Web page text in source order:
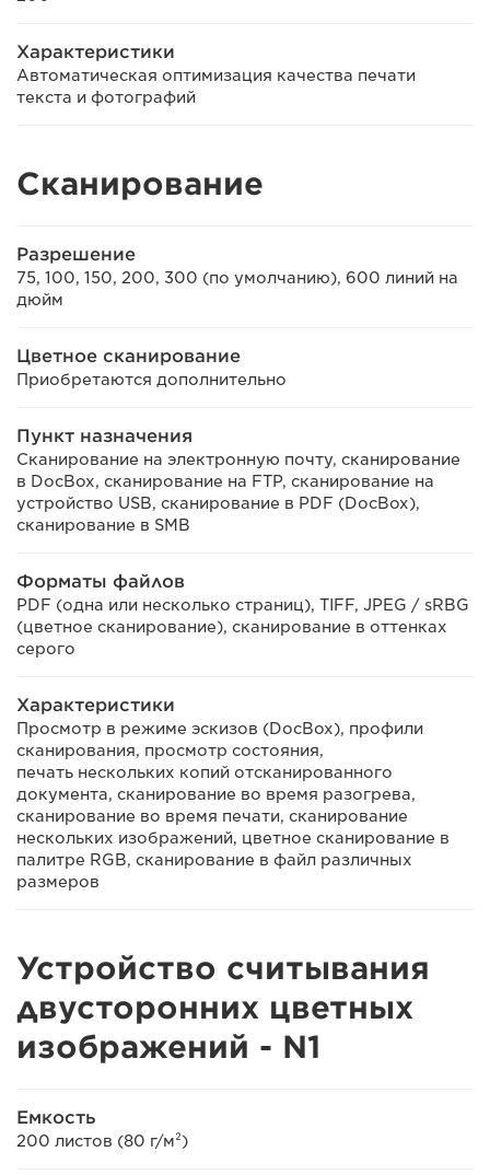
Характеристики
Автоматическая оптимизация качества печати
текста и фотографий
Сканирование
Разрешение
75, 100, 150, 200, 300 (по умолчанию), 600 линий на
дюйм
Цветное сканирование
Приобретаются дополнительно
Пункт назначения
Сканирование на электронную почту, сканирование
в DocBox, сканирование на FTP, сканирование на
устройство USB, сканирование в PDF (DocBox),
сканирование в SMB
Форматы файлов
PDF (одна или несколько страниц), TIFF, JPEG / sRBG
(цветное сканирование), сканирование в оттенках
серого
Характеристики
Просмотр в режиме эскизов (DocBox), профили
сканирования, просмотр состояния,
печать нескольких копий отсканированного
документа, сканирование во время разогрева,
сканирование во время печати, сканирование
нескольких изображений, цветное сканирование в
палитре RGB, сканирование в файл различных
размеров
Устройство считывания
двусторонних цветных
изображений - N1
Емкость
200 листов (80 г/м²)